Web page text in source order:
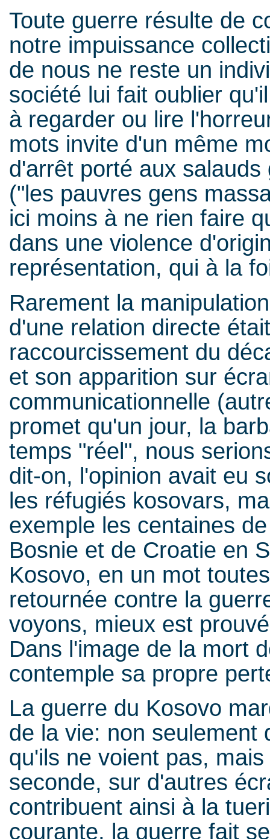
Toute guerre résulte de
notre impuissance
de nous ne reste un
société lui fait oublier
à regarder ou lire
mots invite d'un même
d'arrêt porté aux
("les pauvres gens
ici moins à ne rien faire
dans une violence
représentation, qui à la
Rarement la
d'une relation directe
raccourcissement du
et son apparition sur
communicationnelle
promet qu'un jour, la
temps "réel", nous
dit-on, l'opinion avait eu
les réfugiés kosovars,
exemple les centaines
Bosnie et de Croatie en
Kosovo, en un mot
retournée contre la
voyons, mieux est
Dans l'image de la mort
contemple sa propre
La guerre du Kosovo
de la vie: non seulement
qu'ils ne voient pas,
seconde, sur d'autres
contribuent ainsi à la
courante, la guerre fait